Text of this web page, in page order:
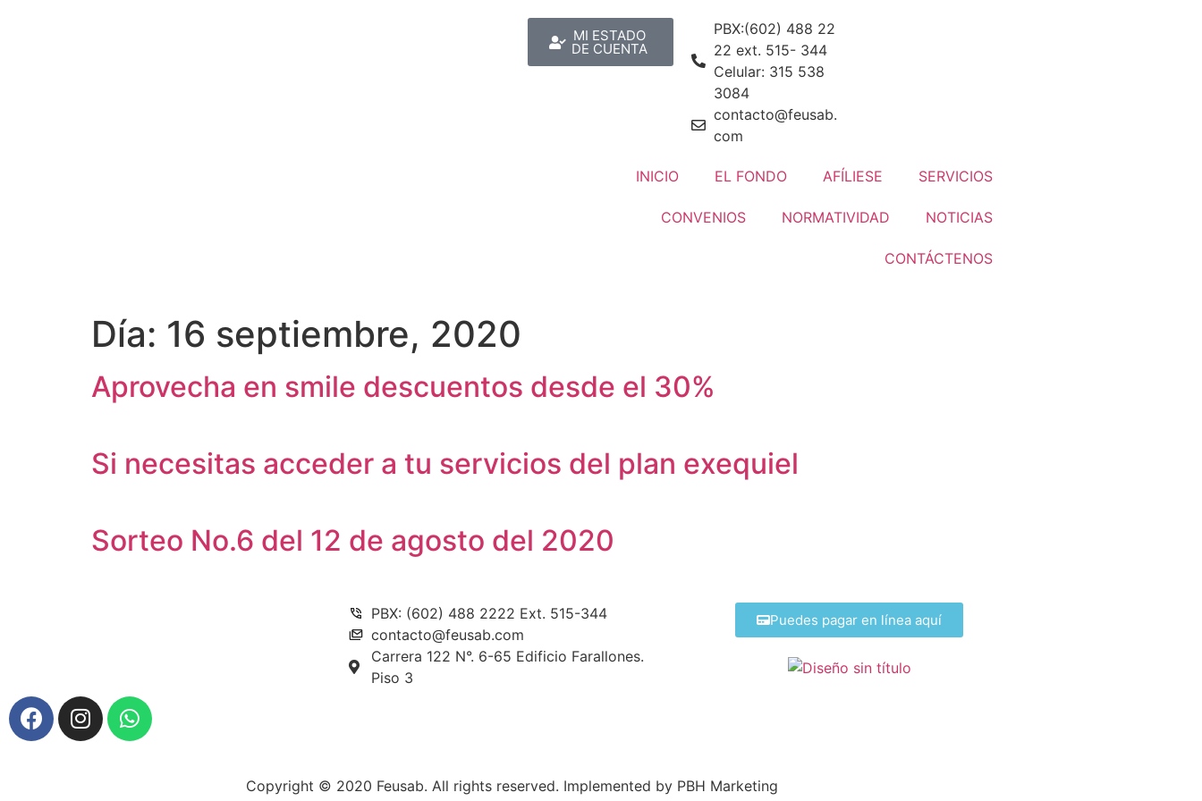
MI ESTADO
DE CUENTA
PBX:(602) 488 22
22 ext. 515- 344
Celular: 315 538
3084
contacto@feusab.
com
INICIO EL FONDO AFÍLIESE SERVICIOS
CONVENIOS NORMATIVIDAD NOTICIAS
CONTÁCTENOS
Día: 16 septiembre, 2020
Aprovecha en smile descuentos desde el 30%
Si necesitas acceder a tu servicios del plan exequiel
Sorteo No.6 del 12 de agosto del 2020
PBX: (602) 488 2222 Ext. 515-344
contacto@feusab.com
Carrera 122 N°. 6-65 Edificio Farallones.
Piso 3
Puedes pagar en línea aquí
Copyright © 2020 Feusab. All rights reserved. Implemented by PBH Marketing